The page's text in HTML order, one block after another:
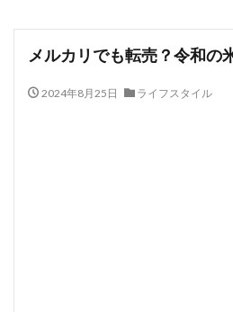
メルカリでも転売？令和の
2024年8月25日 ライフスタイル